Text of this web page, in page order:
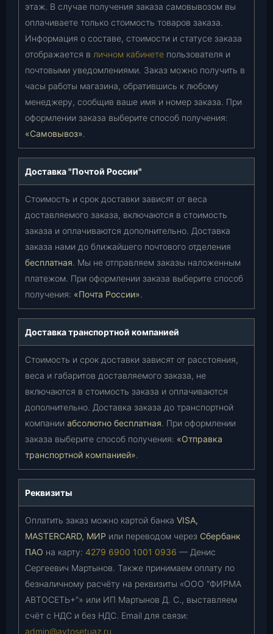
этаж. В случае получения заказа самовывозом вы
оплачиваете только стоимость товаров заказа.
Информация о составе, стоимости и статусе заказа
отображается в личном кабинете пользователя и
почтовыми уведомлениями. Заказ можно получить в
часы работы магазина, обратившись к любому
менеджеру, сообщив ваше имя и номер заказа. При
оформлении заказа выберите способ получения:
«Самовывоз».
Доставка "Почтой России"
Стоимость и срок доставки зависят от веса
доставляемого заказа, включаются в стоимость
заказа и оплачиваются дополнительно. Доставка
заказа нами до ближайшего почтового отделения
бесплатная. Мы не отправляем заказы наложенным
платежом. При оформлении заказа выберите способ
получения: «Почта России».
Доставка транспортной компанией
Стоимость и срок доставки зависят от расстояния,
веса и габаритов доставляемого заказа, не
включаются в стоимость заказа и оплачиваются
дополнительно. Доставка заказа до транспортной
компании абсолютно бесплатная. При оформлении
заказа выберите способ получения: «Отправка
транспортной компанией».
Реквизиты
Оплатить заказ можно картой банка VISA,
MASTERCARD, МИР или переводом через Сбербанк
ПАО на карту: 4279 6900 1001 0936 — Денис
Сергеевич Мартынов. Также принимаем оплату по
безналичному расчёту на реквизиты «ООО “ФИРМА
АВТОСЕТЬ+”» или ИП Мартынов Д. С., выставляем
счёт с НДС и без НДС. Email для связи:
admin@avtosetuaz.ru